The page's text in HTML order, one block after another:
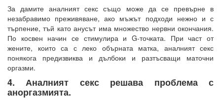
За дамите аналният секс също може да се превърне в
незабравимо преживяване, ако мъжът подходи нежно и с
търпение, тъй като анусът има множество нервни окончания.
По косвен начин се стимулира и G-точката. При част от
жените, които са с леко обърната матка, аналният секс
понякога предизвиква и дълбоки и разтъсващи маточни
оргазми.
4. Аналният секс решава проблема с
аноргазмията.